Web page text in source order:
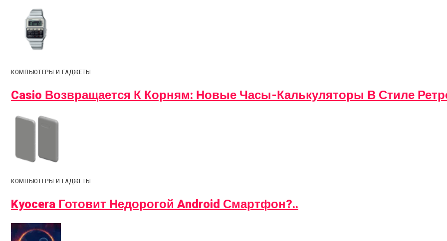
КОМПЬЮТЕРЫ И ГАДЖЕТЫ
Casio Возвращается К Корням: Новые Часы-Калькуляторы В Стиле
КОМПЬЮТЕРЫ И ГАДЖЕТЫ
Kyocera Готовит Недорогой Android Смартфон?..